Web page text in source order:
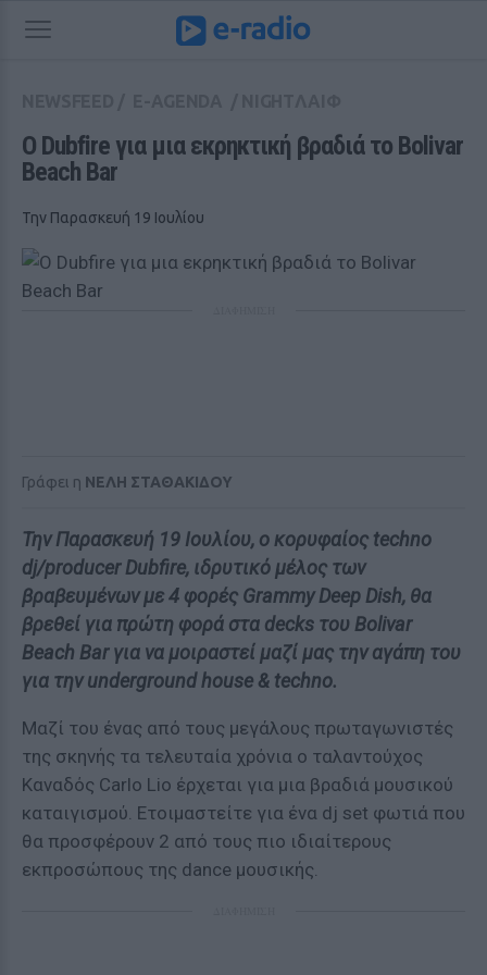
Ο Dubfire για μια εκρηκτική βραδιά το Bolivar
Beach Bar
Την Παρασκευή 19 Ιουλίου
Γράφει η ΝΕΛΗ ΣΤΑΘΑΚΙΔΟΥ
Την Παρασκευή 19 Ιουλίου, ο κορυφαίος techno
dj/producer Dubfire, ιδρυτικό μέλος των
βραβευμένων με 4 φορές Grammy Deep Dish, θα
βρεθεί για πρώτη φορά στα decks του Bolivar
Beach Bar για να μοιραστεί μαζί μας την αγάπη του
για την underground house & techno.
Μαζί του ένας από τους μεγάλους πρωταγωνιστές
της σκηνής τα τελευταία χρόνια ο ταλαντούχος
Καναδός Carlo Lio έρχεται για μια βραδιά μουσικού
καταιγισμού. Ετοιμαστείτε για ένα dj set φωτιά που
θα προσφέρουν 2 από τους πιο ιδιαίτερους
εκπροσώπους της dance μουσικής.